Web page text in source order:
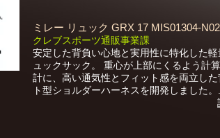
ミレー リュック GRX 17 MIS01304-
クレブスポーツ通販事業課
安定した背負い心地と実用性に特化した軽
ュックサック。 重心が上部にくるよう計
計に、高い通気性とフィット感を両立し
ト型ショルダーハーネスを開発しました。...